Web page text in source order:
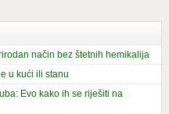
način bez štetnih hemikalija
u kući ili stanu
Evo kako ih se riješiti na